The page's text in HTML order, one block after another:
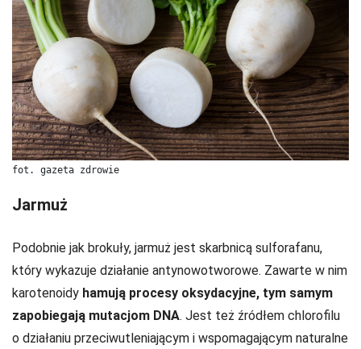
fot. gazeta zdrowie
Jarmuż
Podobnie jak brokuły, jarmuż jest skarbnicą sulforafanu,
który wykazuje działanie antynowotworowe. Zawarte w nim
karotenoidy hamują procesy oksydacyjne, tym samym
zapobiegają mutacjom DNA. Jest też źródłem chlorofilu
o działaniu przeciwutleniającym i wspomagającym naturalne